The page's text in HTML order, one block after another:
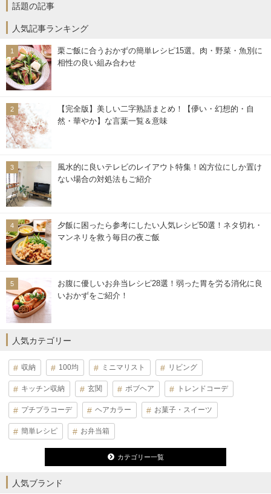
話題の記事
人気記事ランキング
栗ご飯に合うおかずの簡単レシピ15選。肉・野菜・魚別に
相性の良い組み合わせ
【完全版】美しい二字熟語まとめ！【儚い・幻想的・自
然・華やか】な言葉一覧＆意味
風水的に良いテレビのレイアウト特集！凶方位にしか置け
ない場合の対処法もご紹介
夕飯に困ったら参考にしたい人気レシピ50選！ネタ切れ・
マンネリを救う毎日の夜ご飯
お腹に優しいお弁当レシピ28選！弱った胃を労る消化に良
いおかずをご紹介！
人気カテゴリー
収納 100均 ミニマリスト リビング
キッチン収納 玄関 ボブヘア トレンドコーデ
プチプラコーデ ヘアカラー お菓子・スイーツ
簡単レシピ お弁当箱
カテゴリー一覧
人気ブランド